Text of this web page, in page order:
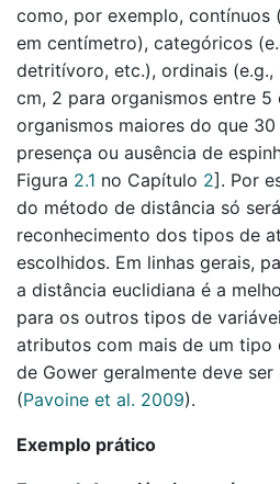
como, por exemplo, contínuos
em centímetro), categóricos
detritívoro, etc.), ordinais (e.g.,
cm, 2 para organismos entre 5
organismos maiores do que
presença ou ausência de
Figura 2.1 no Capítulo 2]. Por
do método de distância só
reconhecimento dos tipos de
escolhidos. Em linhas gerais,
a distância euclidiana é a
para os outros tipos de
atributos com mais de um tipo
de Gower geralmente deve
(Pavoine et al. 2009).
Exemplo prático